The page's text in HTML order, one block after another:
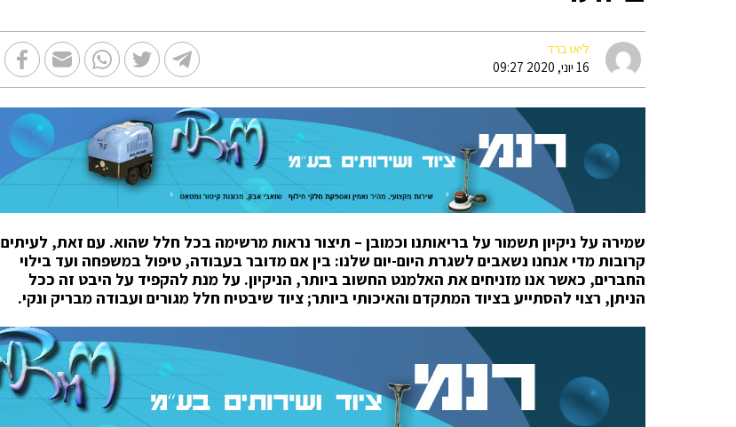
ליאו ברד
16 יוני, 2020 09:27
שמירה על ניקיון תשמור על בריאותנו וכמובן – תיצור נראות מרשימה בכל חלל שהוא. עם זאת, לעיתים
קרובות מדי אנחנו נשאבים לשגרת היום-יום שלנו: בין אם מדובר בעבודה, טיפול במשפחה ועד בילוי
החברים, כאשר אנו מזניחים את האלמנט החשוב ביותר, הניקיון. על מנת להקפיד על היבט זה ככל
הניתן, רצוי להסתייע בציוד המתקדם והאיכותי ביותר; ציוד שיבטיח חלל מגורים ועבודה מבריק ונקי.